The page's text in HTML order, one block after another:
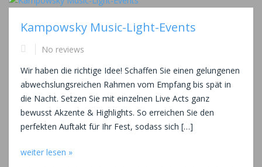
Kampowsky Music-Light-Events
No reviews
Wir haben die richtige Idee! Schaffen Sie einen gelungenen
abwechslungsreichen Rahmen vom Empfang bis spät in
die Nacht. Setzen Sie mit einzelnen Live Acts ganz
bewusst Akzente & Highlights. So erreichen Sie den
perfekten Auftakt für Ihr Fest, sodass sich […]
weiter lesen »